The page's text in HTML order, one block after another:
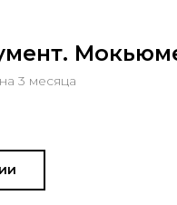
3 месяца